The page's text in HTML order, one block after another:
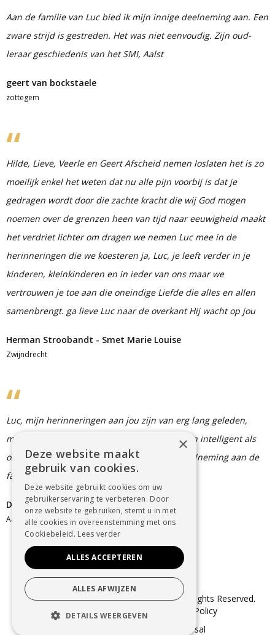
Aan de familie van Luc bied ik mijn innige deelneming aan. Een
zware strijd is gestreden. Het was niet eenvoudig. Zijn oud-
leraar geschiedenis van het SMI, Aalst
geert van bockstaele
zottegem
Hilde, Lieve, Veerle en Geert Afscheid nemen loslaten het is zo
moeilijk enkel het weten dat nu alle pijn voorbij is dat je
gedragen wordt door die zachte kracht die wij God mogen
noemen over de grenzen heen van tijd naar eeuwigheid maakt
het verdriet lichter om dragen we nemen Luc mee in de
herinneringen die we koesteren ja, Luc, je leeft verder in je
kinderen, kleinkinderen en in ieder van ons maar we
vertrouwen je toe aan die oneindige Liefde die alles en allen
samenbrengt. ga lieve Luc naar de overkant Hij wacht op jou
Herman Stroobandt - Smet Marie Louise
Zwijndrecht
Luc, mijn herinneringen aan jou zijn van erg lang geleden,
maar je scherpzinnige, droge humor was even intelligent als
onvergetelijk...een verademing. Oprechte deelneming aan de
familie, Dirk.
Dirk De Berlangeer
Aalst
© Copyright 2025 Uitvaartzorg Dender. All Rights Reserved.
Sitemap– Cookie Policy
Privacy Policy
door conversal
×
Deze website maakt
gebruik van cookies.
Deze website gebruikt cookies om uw
gebruikerservaring te verbeteren. Door
onze website te gebruiken, stemt u in met
alle cookies in overeenstemming met ons
Cookiebeleid. Lees verder
ALLES ACCEPTEREN
ALLES AFWIJZEN
DETAILS WEERGEVEN